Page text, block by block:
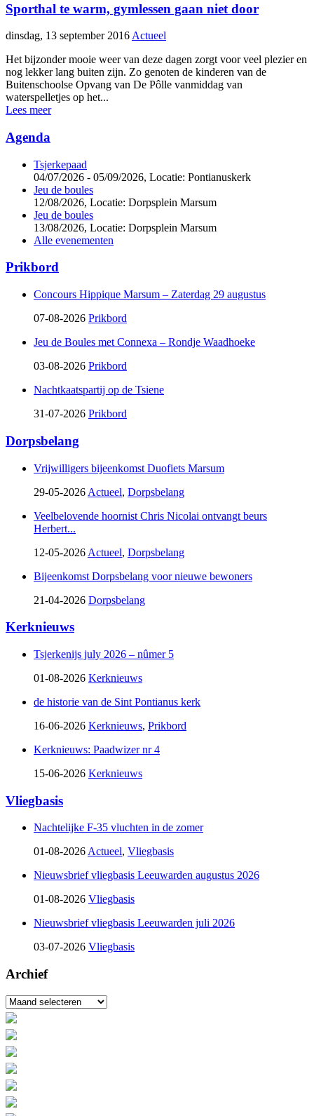
Sporthal te warm, gymlessen gaan niet door
dinsdag, 13 september 2016 Actueel
Het bijzonder mooie weer van deze dagen zorgt voor veel plezier en
nog lekker lang buiten zijn. Zo genoten de kinderen van de
Buitenschoolse Opvang van De Pôlle vanmiddag van
waterspelletjes op het...
Lees meer
Agenda
Tsjerkepaad
04/07/2026 - 05/09/2026, Locatie: Pontianuskerk
Jeu de boules
12/08/2026, Locatie: Dorpsplein Marsum
Jeu de boules
13/08/2026, Locatie: Dorpsplein Marsum
Alle evenementen
Prikbord
Concours Hippique Marsum – Zaterdag 29 augustus
07-08-2026 Prikbord
Jeu de Boules met Connexa – Rondje Waadhoeke
03-08-2026 Prikbord
Nachtkaatspartij op de Tsiene
31-07-2026 Prikbord
Dorpsbelang
Vrijwilligers bijeenkomst Duofiets Marsum
29-05-2026 Actueel, Dorpsbelang
Veelbelovende hoornist Chris Nicolai ontvangt beurs
Herbert...
12-05-2026 Actueel, Dorpsbelang
Bijeenkomst Dorpsbelang voor nieuwe bewoners
21-04-2026 Dorpsbelang
Kerknieuws
Tsjerkenijs july 2026 – nûmer 5
01-08-2026 Kerknieuws
de historie van de Sint Pontianus kerk
16-06-2026 Kerknieuws, Prikbord
Kerknieuws: Paadwizer nr 4
15-06-2026 Kerknieuws
Vliegbasis
Nachtelijke F-35 vluchten in de zomer
01-08-2026Actueel, Vliegbasis
Nieuwsbrief vliegbasis Leeuwarden augustus 2026
01-08-2026 Vliegbasis
Nieuwsbrief vliegbasis Leeuwarden juli 2026
03-07-2026 Vliegbasis
Archief
Archief